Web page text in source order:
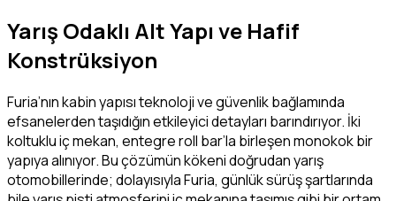
Yarış Odaklı Alt Yapı ve Hafif
Konstrüksiyon
Furia’nın kabin yapısı teknoloji ve güvenlik bağlamında
efsanelerden taşıdığın etkileyici detayları barındırıyor. İki
koltuklu iç mekan, entegre roll bar’la birleşen monokok bir
yapıya alınıyor. Bu çözümün kökeni doğrudan yarış
otomobillerinde; dolayısıyla Furia, günlük sürüş şartlarında